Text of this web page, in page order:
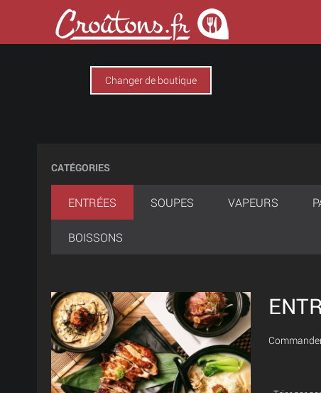
Changer de boutique
CATÉGORIES
ENTRÉES SOUPES VAPEURS
BOISSONS